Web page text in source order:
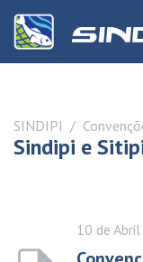
SINDIPI
Sindipi e
10 de Abril